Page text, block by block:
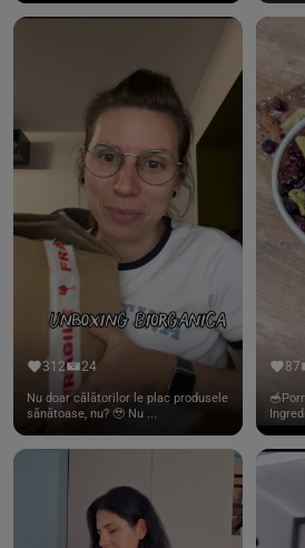
312 24
Nu doar călătorilor le plac produsele
sănătoase, nu? 🥹 Nu ...
87